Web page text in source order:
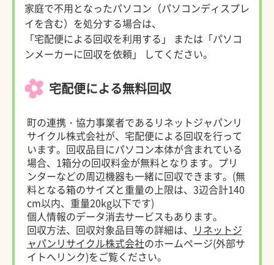
家庭で不用となったパソコン（パソコンディスプレ
イを含む）を処分する場合は、
「宅配便による回収を利用する」 または「パソコ
ンメーカーに回収を依頼」 してください。
宅配便による無料回収
町の連携・協力事業者であるリネットジャパンリ
サイクル株式会社が、宅配便による回収を行って
います。回収品目にパソコン本体が含まれている
場合、1箱分の回収料金が無料となります。プリ
ンターなどの周辺機器も一緒に回収できます。(無
料となる箱のサイズと重量の上限は、3辺合計140
cm以内、重量20kg以下です)
個人情報のデータ消去サービスもあります。
回収方法、回収対象品目等の詳細は、 リネットジ
ャパンリサイクル株式会社のホームページ(外部サ
イトへリンク)をご覧ください。